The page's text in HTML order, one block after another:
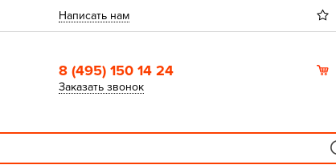
Написать нам
8 (495) 150 14 24
Заказать звонок